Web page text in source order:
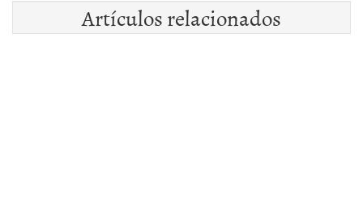
Artículos relacionados